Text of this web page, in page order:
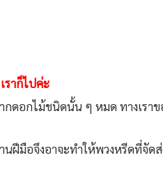
ราก็ไปค่ะ
อกไม้ชนิดนั้น ๆ หมด ทางเรา
ฝีมือจึงอาจะทำให้พวงหรีดที่จั